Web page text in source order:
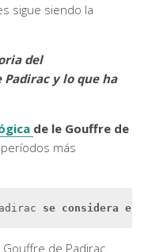
sigue siendo la
del
y lo que ha
de le Gouffre de
más
se considera el